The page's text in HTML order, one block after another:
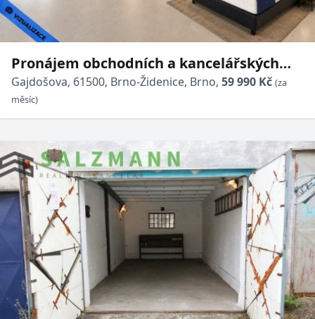
Pronájem obchodních a kancelářských
prostor - 145 m² - Brno - Židenice
Gajdošova, 61500, Brno-Židenice, Brno, 59 990 Kč (za
měsíc)